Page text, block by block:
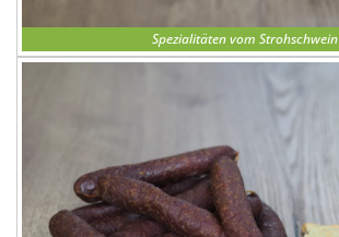
Spezialitäten vom Strohschwein